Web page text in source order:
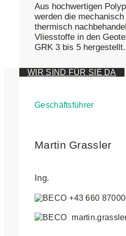
Aus hochwertigen
werden die
thermisch
Vliesstoffe in den
GRK 3 bis 5 hergestellt.
WIR SIND FÜR SIE DA
Geschäftsführer
Martin Grassler
Ing.
+43 660